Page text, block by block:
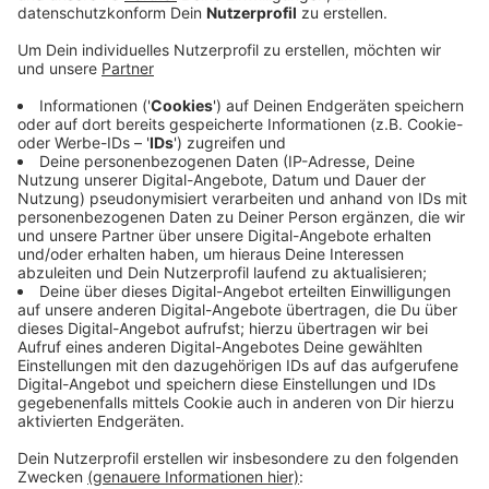
Anzeige
Gas- und Strompreisbremse
Anzeige
Das Wetter war in diesem Winter oft mild und die
meisten haben weniger Energie verbraucht, um eine
Gasmangellage zu verhindern und bei den hohen
Priesen Geld zu sparen. In der Jahresabrechnung ist
auch die Dezember-Soforthilfe der Bundesregierung
enthalten. Voraussichtlich im März erfahren die
Kunden dann, wie sich die Gas- und Strompreisbremse
auswirkt, so die Stadtwerke Borken.
Anzeige